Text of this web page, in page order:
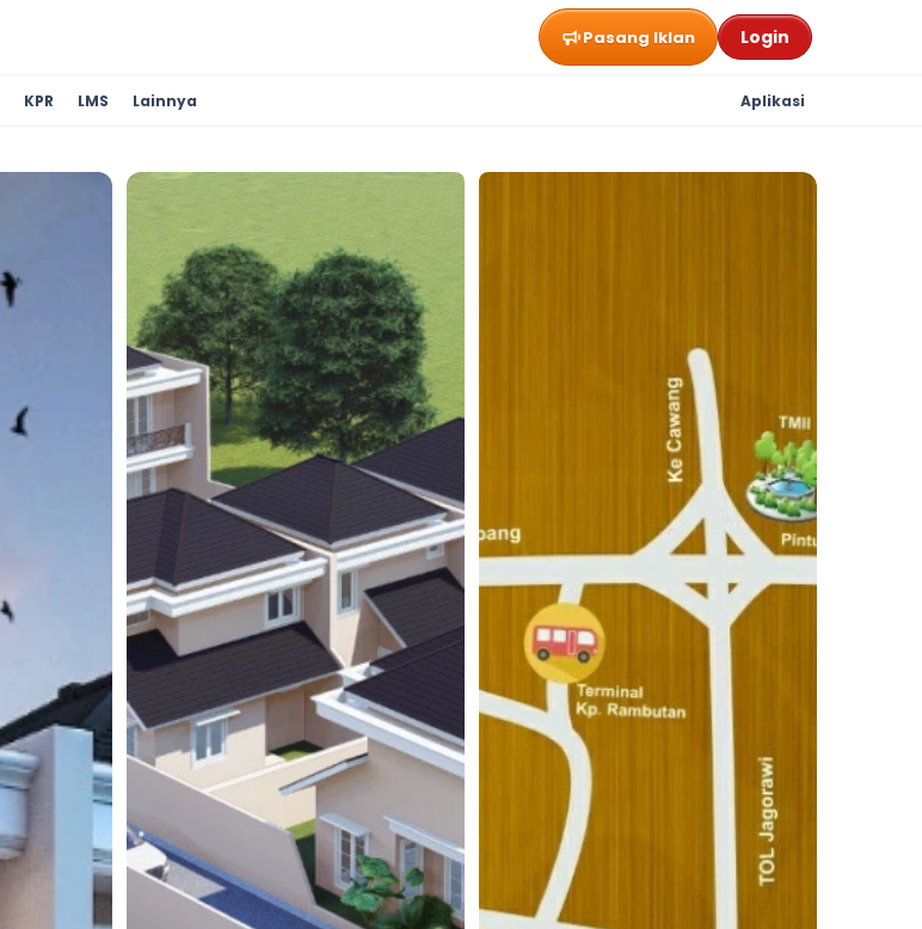
Pasang Iklan Login
KPR LMS Lainnya Aplikasi